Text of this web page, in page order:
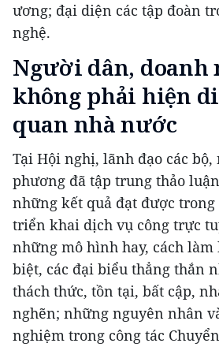
ương; đại diện các tập đoàn
nghệ.
Người dân, doanh
không phải hiện
quan nhà nước
Tại Hội nghị, lãnh đạo các bộ,
phương đã tập trung thảo
những kết quả đạt được trong
triển khai dịch vụ công trực
những mô hình hay, cách làm
biệt, các đại biểu thẳng thắn
thách thức, tồn tại, bất cập,
nghẽn; những nguyên nhân
nghiệm trong công tác